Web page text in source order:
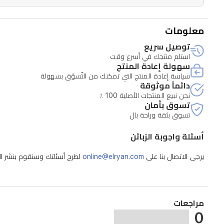
معلومات
توصيل سريع
استلم منتجك في أسرع وقت
سهولة إعادة المنتج
سياسة إعادة المنتج التي تمكنك من التّسوّق بسهولة
دائماً موثوقة
نحن نبيع المنتجات الأصلية 100 ٪
تسوق بأمان
تسوق بثقة وراحة بال
أسئلة واجوبة الزبائن
يرجى الاتصال بنا على online@elryan.com لطرح أسئلتك وسنقوم بنشر
مراجعات
0